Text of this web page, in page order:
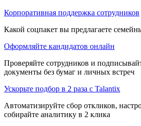
Корпоративная поддержка сотрудников
Какой соцпакет вы предлагаете
Оформляйте кандидатов онлайн
Проверяйте сотрудников и
документы без бумаг и личных встреч
Ускорьте подбор в 2 раза с Talantix
Автоматизируйте сбор откликов,
собирайте аналитику в 2 клика